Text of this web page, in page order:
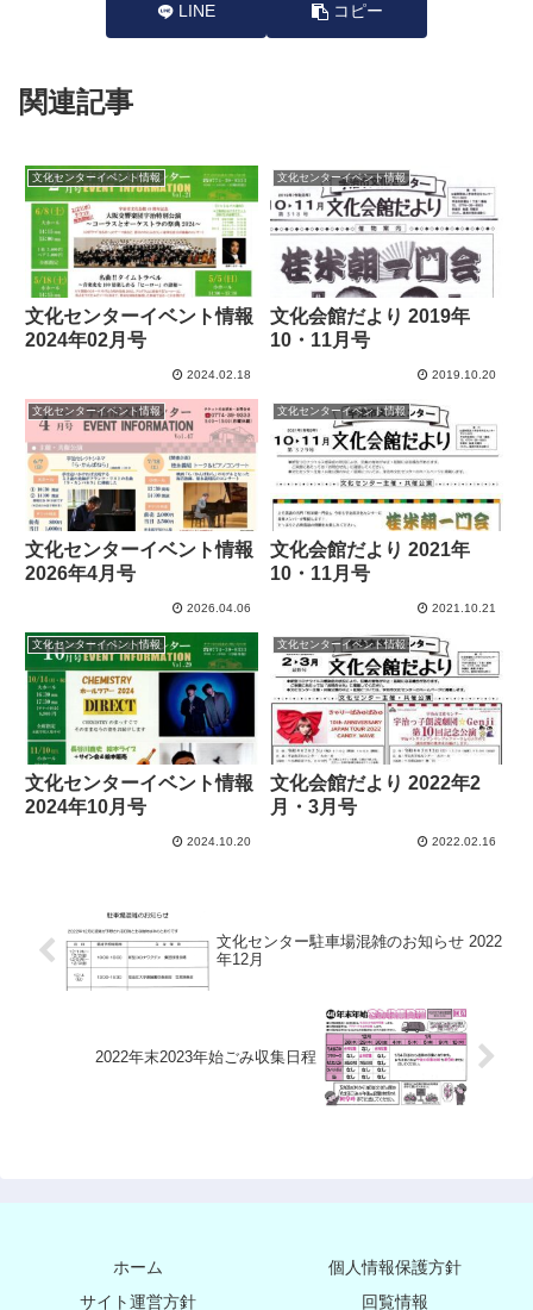
LINE コピー
関連記事
文化センターイベント情報
文化センターイベント情報
2024年02月号
2024.02.18
文化センターイベント情報
文化会館だより 2019年
10・11月号
2019.10.20
文化センターイベント情報
文化センターイベント情報
2026年4月号
2026.04.06
文化センターイベント情報
文化会館だより 2021年
10・11月号
2021.10.21
文化センターイベント情報
文化センターイベント情報
2024年10月号
2024.10.20
文化センターイベント情報
文化会館だより 2022年2
月・3月号
2022.02.16
文化センター駐車場混雑のお知らせ 2022
年12月
2022年末2023年始ごみ収集日程
ホーム
個人情報保護方針
サイト運営方針
回覧情報